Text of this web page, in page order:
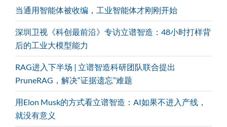
当通用智能体被收编，工业智能体才刚刚开始
深圳卫视《科创最前沿》专访立谱智造：48小时打样背
后的工业大模型能力
RAG进入下半场 | 立谱智造科研团队联合提出
PruneRAG，解决“证据遗忘”难题
用Elon Musk的方式看立谱智造：AI如果不进入产线，
就没有意义